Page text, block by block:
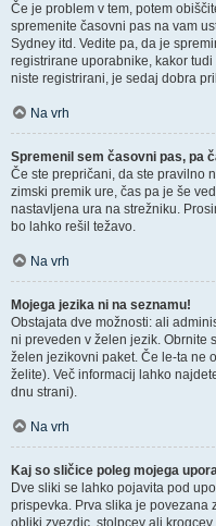
Če je problem v tem, potem
spremenite časovni pas na vam
Sydney itd. Vedite pa, da je
registrirane uporabnike, kakor
niste registrirani, je sedaj dobra
Na vrh
Spremenil sem časovni pas, pa
Če ste prepričani, da ste pravilno
zimski premik ure, čas pa je še
nastavljena ura na strežniku.
bo lahko rešil težavo.
Na vrh
Mojega jezika ni na seznamu!
Obstajata dve možnosti: ali
ni preveden v želen jezik. Obrnite
želen jezikovni paket. Če le-ta ne
želite). Več informacij lahko
dnu strani).
Na vrh
Kaj so sličice poleg mojega
Dve sliki se lahko pojavita pod
prispevka. Prva slika je povezana
obliki zvezdic, stolpcev ali